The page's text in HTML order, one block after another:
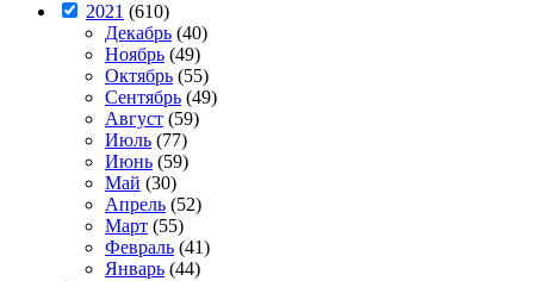
2021 (610)
Декабрь (40)
Ноябрь (49)
Октябрь (55)
Сентябрь (49)
Август (59)
Июль (77)
Июнь (59)
Май (30)
Апрель (52)
Март (55)
Февраль (41)
Январь (44)